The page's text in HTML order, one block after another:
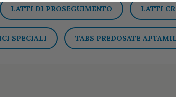
LATTI DI PROSEGUIMENTO LATTI
SPECIALI TABS PREDOSATE APTAMIL